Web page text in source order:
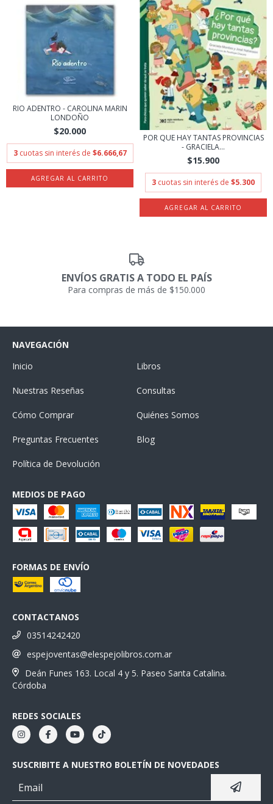
RIO ADENTRO - CAROLINA MARIN
LONDOÑO
$20.000
3 cuotas sin interés de $6.666,67
POR QUE HAY TANTAS PROVINCIAS
- GRACIELA...
$15.900
3 cuotas sin interés de $5.300
ENVÍOS GRATIS A TODO EL PAÍS
Para compras de más de $150.000
NAVEGACIÓN
Inicio
Libros
Nuestras Reseñas Consultas
Cómo Comprar Quiénes Somos
Preguntas Frecuentes Blog
Política de Devolución
MEDIOS DE PAGO
FORMAS DE ENVÍO
CONTACTANOS
03514242420
espejoventas@elespejolibros.com.ar
Deán Funes 163. Local 4 y 5. Paseo Santa Catalina.
Córdoba
REDES SOCIALES
SUSCRIBITE A NUESTRO BOLETÍN DE NOVEDADES